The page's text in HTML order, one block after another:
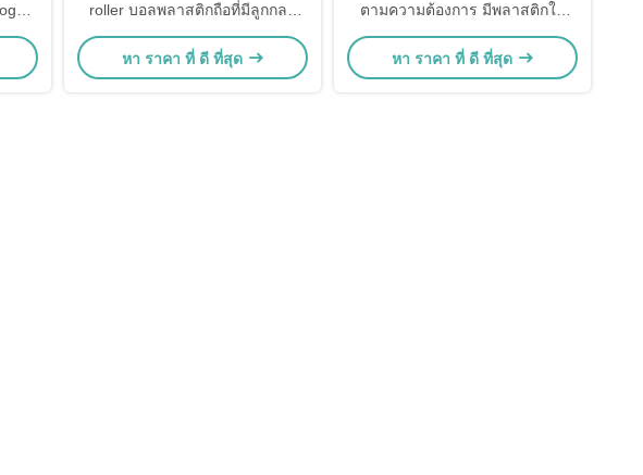
roller บอลพลาสติกถือที่มีลูกกลม
สําหรับกล่องม้วน
หา ราคา ที่ ดี ที่สุด
ตามความต้องการ มีพลาสติกใส่
พหลกถือด้วยลูกกลมหลายชนิด
หา ราคา ที่ ดี ที่สุด